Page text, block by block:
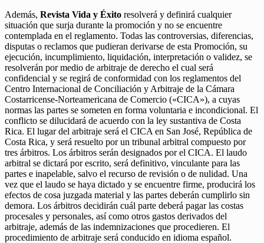
Además, Revista Vida y Éxito resolverá y definirá cualquier
situación que surja durante la promoción y no se encuentre
contemplada en el reglamento. Todas las controversias, diferencias,
disputas o reclamos que pudieran derivarse de esta Promoción, su
ejecución, incumplimiento, liquidación, interpretación o validez, se
resolverán por medio de arbitraje de derecho el cual será
confidencial y se regirá de conformidad con los reglamentos del
Centro Internacional de Conciliación y Arbitraje de la Cámara
Costarricense-Norteamericana de Comercio («CICA»), a cuyas
normas las partes se someten en forma voluntaria e incondicional. El
conflicto se dilucidará de acuerdo con la ley sustantiva de Costa
Rica. El lugar del arbitraje será el CICA en San José, República de
Costa Rica, y será resuelto por un tribunal arbitral compuesto por
tres árbitros. Los árbitros serán designados por el CICA. El laudo
arbitral se dictará por escrito, será definitivo, vinculante para las
partes e inapelable, salvo el recurso de revisión o de nulidad. Una
vez que el laudo se haya dictado y se encuentre firme, producirá los
efectos de cosa juzgada material y las partes deberán cumplirlo sin
demora. Los árbitros decidirán cuál parte deberá pagar las costas
procesales y personales, así como otros gastos derivados del
arbitraje, además de las indemnizaciones que procedieren. El
procedimiento de arbitraje será conducido en idioma español.